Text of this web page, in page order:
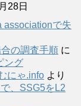
28日
associationで失
の調査手順 に
ング
にゃ.info より
、SSG5をL2